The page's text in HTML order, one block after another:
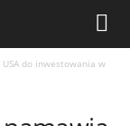
do inwestowania w